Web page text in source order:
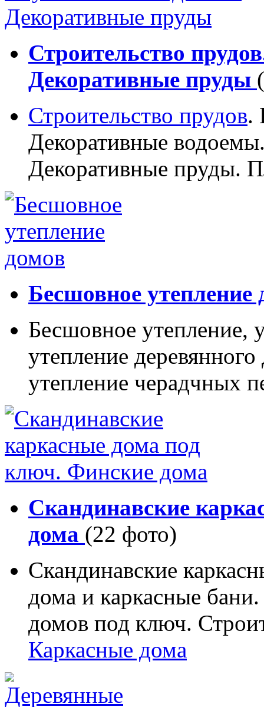
Строительство
Декоративные пруды
Строительство прудов.
Декоративные
Декоративные пруды.
Бесшовное утепление
Бесшовное утепление,
утепление
утепление черадчных
Скандинавские
дома (22 фото)
Скандинавские
дома и каркасные
домов под ключ.
Каркасные дома